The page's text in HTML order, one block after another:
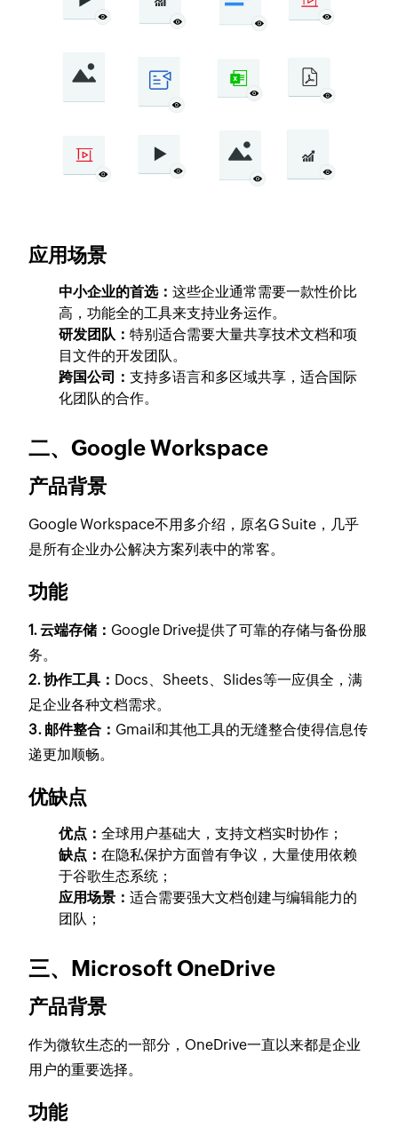
应用场景
中小企业的首选：这些企业通常需要一款性价比
高，功能全的工具来支持业务运作。
研发团队：特别适合需要大量共享技术文档和项
目文件的开发团队。
跨国公司：支持多语言和多区域共享，适合国际
化团队的合作。
二、Google Workspace
产品背景
Google Workspace不用多介绍，原名G Suite，几乎
是所有企业办公解决方案列表中的常客。
功能
1. 云端存储： Google Drive提供了可靠的存储与备份服
务。
2. 协作工具： Docs、Sheets、Slides等一应俱全，满
足企业各种文档需求。
3. 邮件整合： Gmail和其他工具的无缝整合使得信息传
递更加顺畅。
优缺点
优点：全球用户基础大，支持文档实时协作；
缺点：在隐私保护方面曾有争议，大量使用依赖
于谷歌生态系统；
应用场景：适合需要强大文档创建与编辑能力的
团队；
三、Microsoft OneDrive
产品背景
作为微软生态的一部分，OneDrive一直以来都是企业
用户的重要选择。
功能